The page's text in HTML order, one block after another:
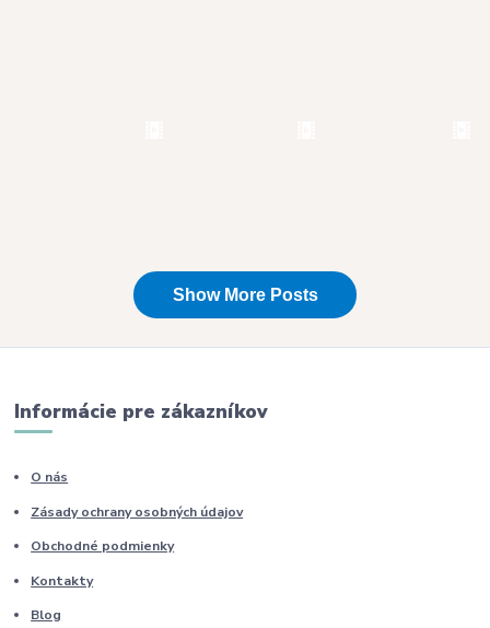
Informácie pre zákazníkov
O nás
Zásady ochrany osobných údajov
Obchodné podmienky
Kontakty
Blog